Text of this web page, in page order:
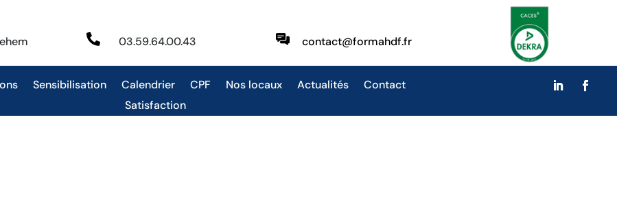
 03.59.64.00.43 contact@formahdf.fr
Sensibilisation Calendrier CPF Nos locaux Actualités
Contact
Satisfaction